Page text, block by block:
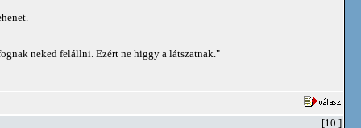
neked felállni. Ezért ne higgy a látszatnak."
[10.]